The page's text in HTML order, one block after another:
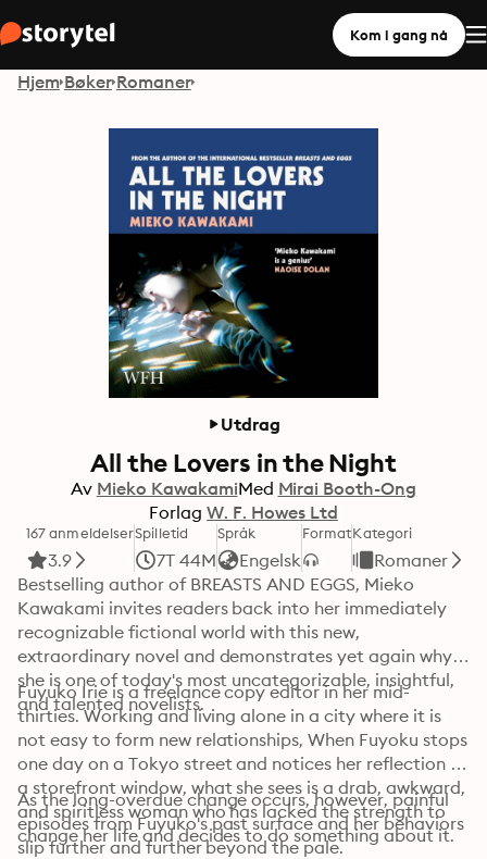
Kom i gang nå
Hjem Bøker Romaner
Utdrag
All the Lovers in the Night
Av Mieko KawakamiMed Mirai Booth-Ong
Forlag W. F. Howes Ltd
167 anmeldelser
3.9
Spilletid
7T 44M
Språk
Engelsk
FormatKategori
Romaner
Bestselling author of BREASTS AND EGGS, Mieko
Kawakami invites readers back into her immediately
recognizable fictional world with this new,
extraordinary novel and demonstrates yet again why
she is one of today's most uncategorizable, insightful,
and talented novelists.
Fuyuko Irie is a freelance copy editor in her mid-
thirties. Working and living alone in a city where it is
not easy to form new relationships, When Fuyoku stops
one day on a Tokyo street and notices her reflection in
a storefront window, what she sees is a drab, awkward,
and spiritless woman who has lacked the strength to
change her life and decides to do something about it.
As the long-overdue change occurs, however, painful
episodes from Fuyuko's past surface and her behaviors
slip further and further beyond the pale.